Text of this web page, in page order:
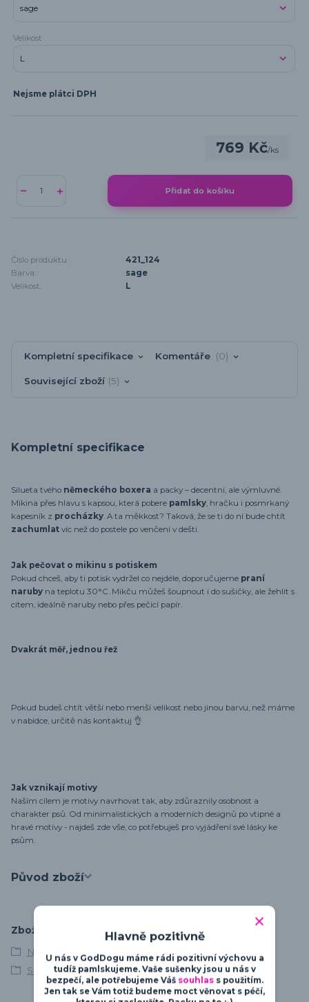
Velikost
Nejsme plátci DPH
769 Kč/ks
Přidat do košíku
Číslo produktu:
421_124
Barva:
sage
Velikost:
L
Kompletní specifikace Komentáře 0
Související zboží 5
Kompletní specifikace
Silueta tvého německého boxera a packy – decentní, ale výmluvné.
Mikina přes hlavu s kapsou, která pobere pamlsky, hračku i posmrkaný
kapesník z procházky. A ta měkkost? Taková, že se ti do ní bude chtít
zachumlat víc než do postele po venčení v dešti.
Jak pečovat o mikinu s potiskem
Pokud chceš, aby ti potisk vydržel co nejdéle, doporučujeme praní
naruby na teplotu 30°C. Mikču můžeš šoupnout i do sušičky, ale žehlit s
citem, ideálně naruby nebo přes pečicí papír.
Dvakrát měř, jednou řež
Pokud budeš chtít větší nebo menší velikost nebo jinou barvu, než máme
v nabídce, určitě nás kontaktuj 👌
Jak vznikají motivy
Naším cílem je motivy navrhovat tak, aby zdůraznily osobnost a
charakter psů. Od minimalistických a moderních designů po vtipné a
hravé motivy - najdeš zde vše, co potřebuješ pro vyjádření své lásky ke
psům.
Původ zboží
Zboží zařazeno v kategoriích
Německý boxer
Silueta
Hlavně pozitivně
U nás v GodDogu máme rádi pozitivní výchovu a
tudíž pamlskujeme. Vaše sušenky jsou u nás v
bezpečí, ale potřebujeme Váš souhlass použitím.
Jen tak se Vám totiž budeme moct věnovat s péčí,